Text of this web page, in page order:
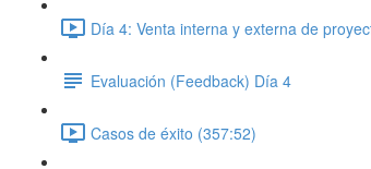
Día 4: Venta interna y externa de
Evaluación (Feedback) Día 4
Casos de éxito (357:52)